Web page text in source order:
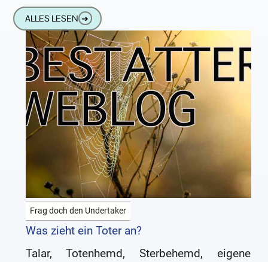
sicheren Todeszeichen. Ursache ist der
durch Stillstand des
ALLES LESEN ➔
Frag doch den Undertaker
Was zieht ein Toter an?
Talar, Totenhemd, Sterbehemd, eigene